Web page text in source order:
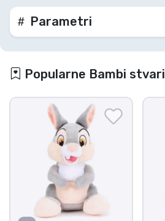
Parametri
Popularne Bambi stvari